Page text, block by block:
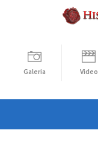
Galeria Video